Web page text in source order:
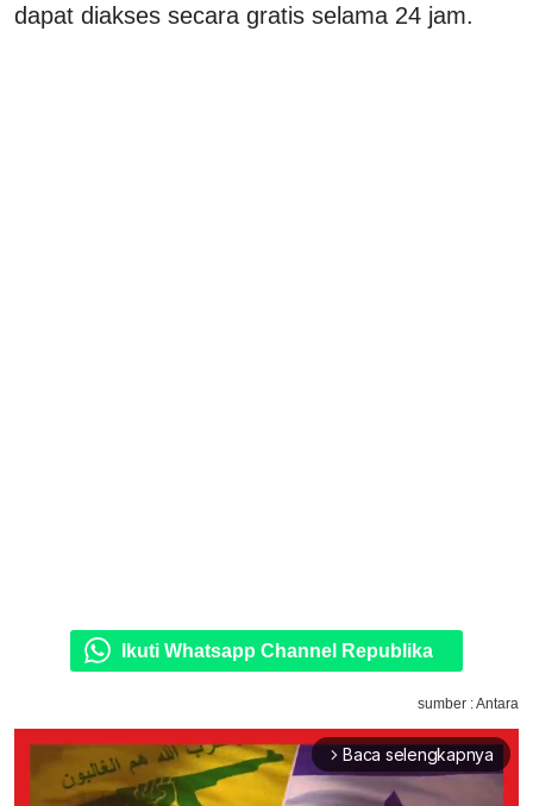
dapat diakses secara gratis selama 24 jam.
Ikuti Whatsapp Channel Republika
sumber : Antara
arrow_forward_ios Baca selengkapnya